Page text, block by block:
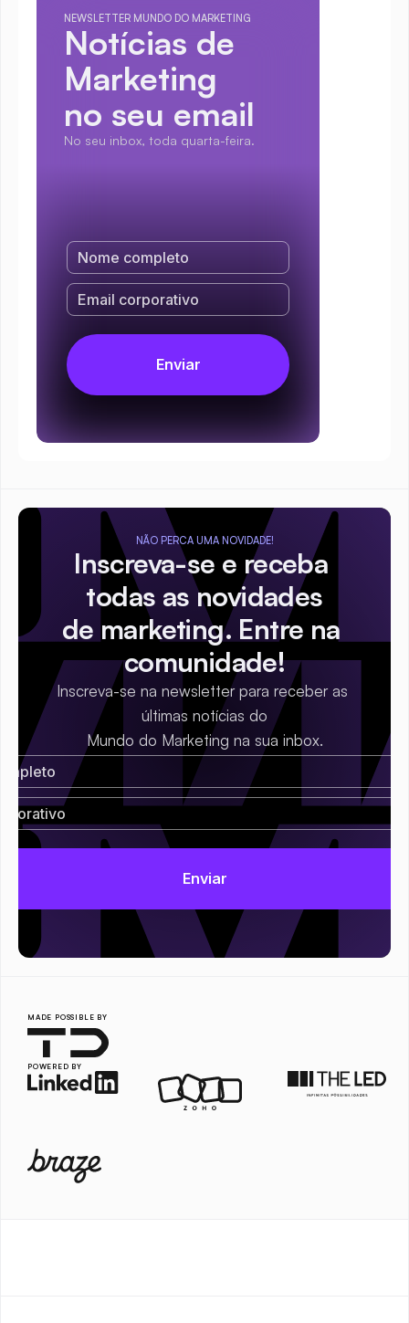
NEWSLETTER MUNDO DO MARKETING
Notícias de
Marketing
no seu email
No seu inbox, toda quarta-feira.
NÃO PERCA UMA NOVIDADE!
Inscreva-se e receba
todas as novidades
de marketing. Entre na
comunidade!
Inscreva-se na newsletter para receber as
últimas notícias do
Mundo do Marketing na sua inbox.
MADE POSSIBLE BY
POWERED BY